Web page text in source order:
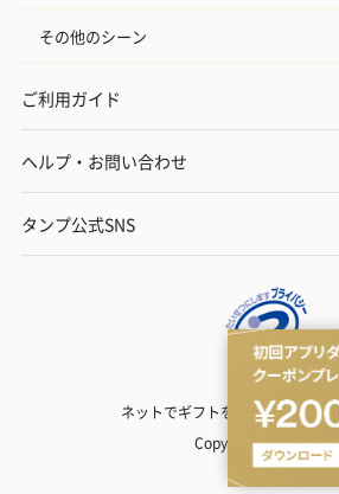
その他のシーン
ご利用ガイド
ヘルプ・お問い合わせ
タンプ公式SNS
ネットでギフトを贈るなら |
Copyright© TANP Inc.